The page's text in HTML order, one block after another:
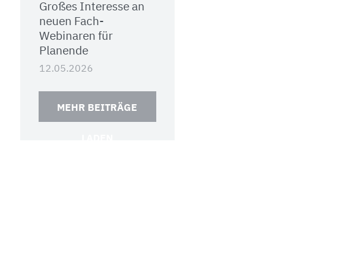
Großes Interesse an
neuen Fach-
Webinaren für
Planende
12.05.2026
MEHR BEITRÄGE